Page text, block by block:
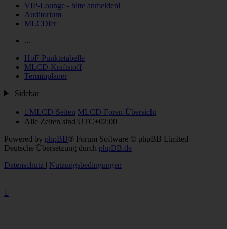
VIP-Lounge - bitte anmelden!
Auditorium
MLCDler
...
HoF-Punktetabelle
MLCD-Kraftstoff
Terminplaner
Sidebar
MLCD-Seiten MLCD-Foren-Übersicht
Alle Zeiten sind UTC+02:00
Powered by phpBB® Forum Software © phpBB Limited
Deutsche Übersetzung durch phpBB.de
Datenschutz | Nutzungsbedingungen